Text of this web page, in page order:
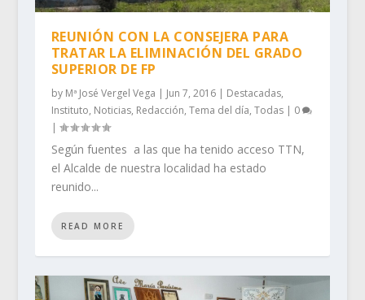
REUNIÓN CON LA CONSEJERA PARA
TRATAR LA ELIMINACIÓN DEL GRADO
SUPERIOR DE FP
by Mª José Vergel Vega | Jun 7, 2016| Destacadas,
Instituto, Noticias, Redacción, Tema del día, Todas| 0
|
Según fuentes a las que ha tenido acceso TTN,
el Alcalde de nuestra localidad ha estado
reunido...
READ MORE